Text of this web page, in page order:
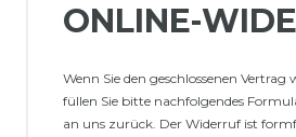
ONLINE-
Wenn Sie den geschlossenen
füllen Sie bitte nachfolgendes
an uns zurück. Der Widerruf ist